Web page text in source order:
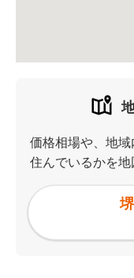
価格相場や、地
住んでいるかを地